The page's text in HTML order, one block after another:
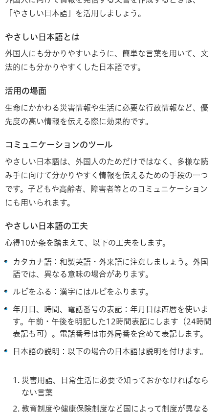
「やさしい日本語」を活用しましょう。
やさしい日本語とは
外国人にも分かりやすいように、簡単な言葉を用いて、文
法的にも分かりやすくした日本語です。
活用の場面
生命にかかわる災害情報や生活に必要な行政情報など、優
先度の高い情報を伝える際に効果的です。
コミュニケーションのツール
やさしい日本語は、外国人のためだけではなく、多様な読
み手に向けて分かりやすく情報を伝えるための手段の一つ
です。子どもや高齢者、障害者等とのコミュニケーション
にも用いられます。
やさしい日本語の工夫
心得10か条を踏まえて、以下の工夫をします。
カタカナ語：和製英語・外来語に注意しましょう。外国
語では、異なる意味の場合があります。
ルビをふる：漢字にはルビをふります。
年月日、時間、電話番号の表記：年月日は西暦を使いま
す。午前・午後を明記した12時間表記にします（24時間
表記も可）。電話番号は市外局番を含めて表記します。
日本語の説明：以下の場合の日本語は説明を付けます。
災害用語、日常生活に必要で知っておかなければなら
ない言葉
教育制度や健康保険制度など国によって制度が異なる